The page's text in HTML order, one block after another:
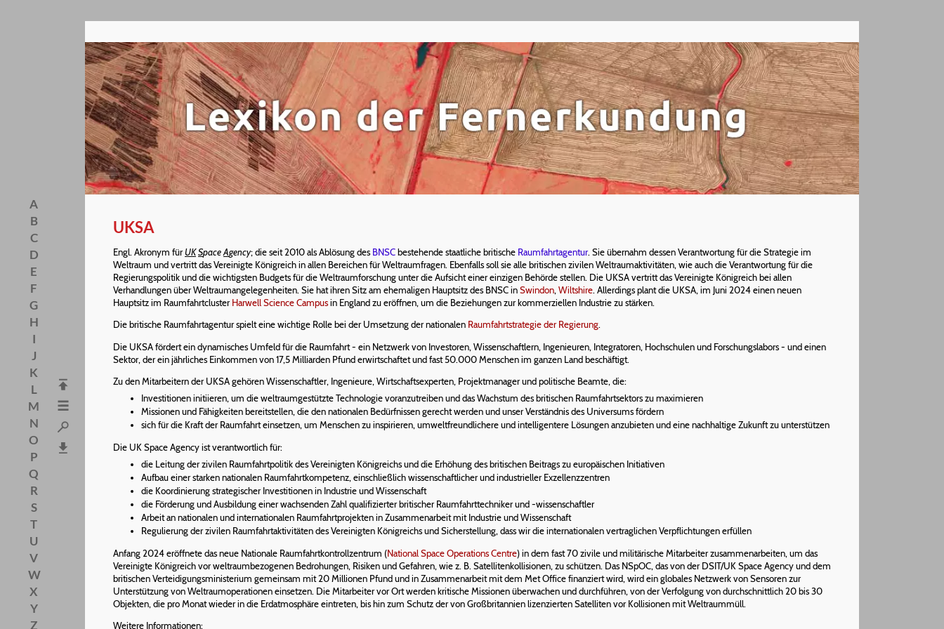
A
B
C
D
E
F
G
H
I
J
K
L
M
N
O
P
Q
R
S
T
U
V
W
X
Y
Z
UKSA
Engl. Akronym fürUKSpaceAgency; die seit 2010 als Ablösung des BNSCbestehende staatliche britische Raumfahrtagentur. Sie übernahm dessen Verantwortung für die Strategie im
Weltraum und vertritt das Vereinigte Königreich in allen Bereichen für Weltraumfragen. Ebenfalls soll sie alle britischen zivilen Weltraumaktivitäten, wie auch die Verantwortung für die
Regierungspolitik und die wichtigsten Budgets für die Weltraumforschung unter die Aufsicht einer einzigen Behörde stellen. Die UKSA vertritt das Vereinigte Königreich bei allen
Verhandlungen über Weltraumangelegenheiten. Sie hat ihren Sitz am ehemaligen Hauptsitz des BNSC inSwindon, Wiltshire. Allerdings plant die UKSA, im Juni 2024 einen neuen
Hauptsitz im RaumfahrtclusterHarwell Science Campusin England zu eröffnen, um die Beziehungen zur kommerziellen Industrie zu stärken.
Die britische Raumfahrtagentur spielt eine wichtige Rolle bei der Umsetzung der nationalen Raumfahrtstrategie der Regierung.
Die UKSA fördert ein dynamisches Umfeld für die Raumfahrt - ein Netzwerk von Investoren, Wissenschaftlern, Ingenieuren, Integratoren, Hochschulen und Forschungslabors - und einen
Sektor, der ein jährliches Einkommen von 17,5 Milliarden Pfund erwirtschaftet und fast 50.000 Menschen im ganzen Land beschäftigt.
Zu den Mitarbeitern der UKSA gehören Wissenschaftler, Ingenieure, Wirtschaftsexperten, Projektmanager und politische Beamte, die:
Investitionen initiieren, um die weltraumgestützte Technologie voranzutreiben und das Wachstum des britischen Raumfahrtsektors zu maximieren
Missionen und Fähigkeiten bereitstellen, die den nationalen Bedürfnissen gerecht werden und unser Verständnis des Universums fördern
sich für die Kraft der Raumfahrt einsetzen, um Menschen zu inspirieren, umweltfreundlichere und intelligentere Lösungen anzubieten und eine nachhaltige Zukunft zu unterstützen
Die UK Space Agency ist verantwortlich für:
die Leitung der zivilen Raumfahrtpolitik des Vereinigten Königreichs und die Erhöhung des britischen Beitrags zu europäischen Initiativen
Aufbau einer starken nationalen Raumfahrtkompetenz, einschließlich wissenschaftlicher und industrieller Exzellenzzentren
die Koordinierung strategischer Investitionen in Industrie und Wissenschaft
die Förderung und Ausbildung einer wachsenden Zahl qualifizierter britischer Raumfahrttechniker und -wissenschaftler
Arbeit an nationalen und internationalen Raumfahrtprojekten in Zusammenarbeit mit Industrie und Wissenschaft
Regulierung der zivilen Raumfahrtaktivitäten des Vereinigten Königreichs und Sicherstellung, dass wir die internationalen vertraglichen Verpflichtungen erfüllen
Anfang 2024 eröffnete das neue Nationale Raumfahrtkontrollzentrum (National Space Operations Centre) in dem fast 70 zivile und militärische Mitarbeiter zusammenarbeiten, um das
Vereinigte Königreich vor weltraumbezogenen Bedrohungen, Risiken und Gefahren, wie z. B. Satellitenkollisionen, zu schützen. Das NSpOC, das von der DSIT/UK Space Agency und dem
britischen Verteidigungsministerium gemeinsam mit 20 Millionen Pfund und in Zusammenarbeit mit dem Met Office finanziert wird, wird ein globales Netzwerk von Sensoren zur
Unterstützung von Weltraumoperationen einsetzen. Die Mitarbeiter vor Ort werden kritische Missionen überwachen und durchführen, von der Verfolgung von durchschnittlich 20 bis 30
Objekten, die pro Monat wieder in die Erdatmosphäre eintreten, bis hin zum Schutz der von Großbritannien lizenzierten Satelliten vor Kollisionen mit Weltraummüll.
Weitere Informationen: